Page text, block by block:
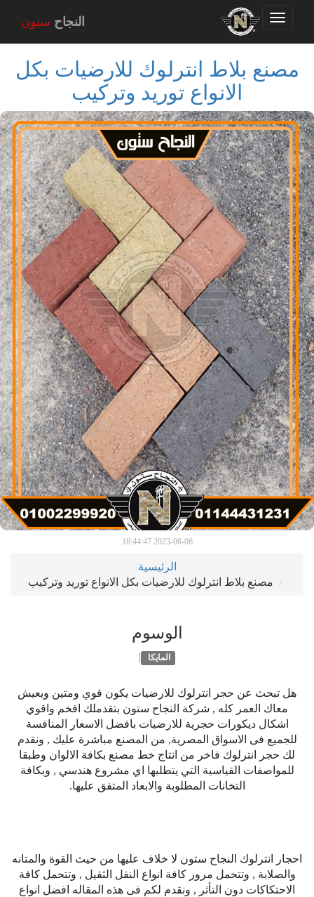
Toggle
navigation
النجاح ستون
مصنع بلاط انترلوك للارضيات بكل
الانواع توريد وتركيب
2023-06-06 18:44:47
الرئيسية
مصنع بلاط انترلوك للارضيات بكل الانواع توريد وتركيب
الوسوم
المايكا |
هل تبحث عن حجر انترلوك للارضيات يكون قوي ومتين ويعيش
معاك العمر كله , شركة النجاح ستون بتقدملك افخم واقوي
اشكال ديكورات حجرية للارضيات بافضل الاسعار المنافسة
للجميع فى الاسواق المصرية, من المصنع مباشرة عليك , ونقدم
لك حجر انترلوك فاخر من انتاج خط مصنع بكافة الالوان وطبقا
للمواصفات القياسية التي يتطلبها اي مشروع هندسي , وبكافة
التخانات المطلوبة والابعاد المتفق عليها.
احجار انترلوك النجاح ستون لا خلاف عليها من حيث القوة والمتانه
والصلابة , وتتحمل مرور كافة انواع النقل الثقيل , وتتحمل كافة
الاحتكاكات دون التأثر , ونقدم لكم فى هذه المقاله افضل انواع